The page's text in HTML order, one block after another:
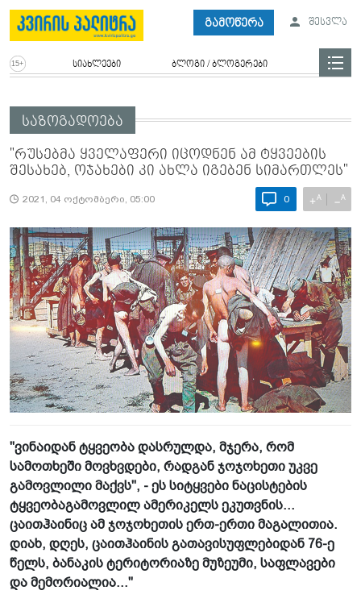
გამოწერა შესვლა
სიახლეები ბლოგი / ბლოგერები
საზოგადოება
"რუსებმა ყველაფერი იცოდნენ ამ ტყვეების
შესახებ, ოჯახები კი ახლა იგებენ სიმართლეს"
2021, 04 ოქტომბერი, 05:00 0 +A −A
"ვინაიდან ტყვეობა დასრულდა, მჯერა, რომ
სამოთხეში მოვხვდები, რადგან ჯოჯოხეთი უკვე
გამოვლილი მაქვს", - ეს სიტყვები ნაცისტების
ტყვეობაგამოვლილ ამერიკელს ეკუთვნის...
ცაითჰაინიც ამ ჯოჯოხეთის ერთ-ერთი მაგალითია.
დიახ, დღეს, ცაითჰაინის გათავისუფლებიდან 76-ე
წელს, ბანაკის ტერიტორიაზე მუზეუმი, საფლავები
და მემორიალია..."